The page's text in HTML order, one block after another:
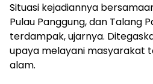
Situasi kejadiannya
Pulau Panggung, dan Talang
terdampak, ujarnya.
upaya melayani masyarakat
alam.